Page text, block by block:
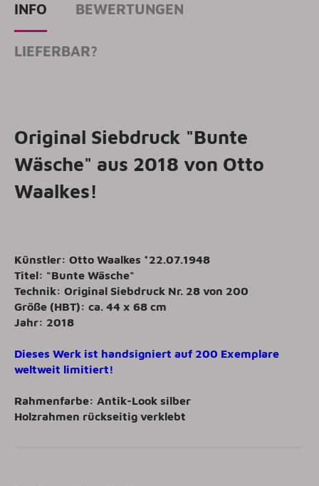
INFO BEWERTUNGEN
LIEFERBAR?
Original Siebdruck "Bunte
Wäsche" aus 2018 von Otto
Waalkes!
Künstler: Otto Waalkes *22.07.1948
Titel: "Bunte Wäsche"
Technik: Original Siebdruck Nr. 28 von 200
Größe (HBT): ca. 44 x 68 cm
Jahr: 2018
Dieses Werk ist handsigniert auf 200 Exemplare
weltweit limitiert!
Rahmenfarbe: Antik-Look silber
Holzrahmen rückseitig verklebt